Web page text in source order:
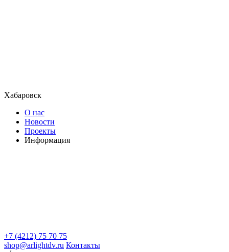
Хабаровск
О нас
Новости
Проекты
Информация
+7 (4212) 75 70 75
shop@arlightdv.ru Контакты